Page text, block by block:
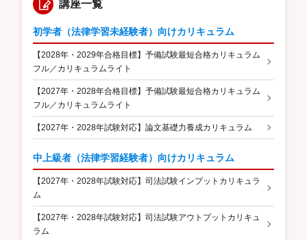
講座一覧
初学者（法律学習未経験者）向けカリキュラム
【2028年・2029年合格目標】予備試験最短合格カリキュラム
フル／カリキュラムライト
【2027年・2028年合格目標】予備試験最短合格カリキュラム
フル／カリキュラムライト
【2027年・2028年試験対応】論文基礎力養成カリキュラム
中上級者（法律学習経験者）向けカリキュラム
【2027年・2028年試験対応】司法試験インプットカリキュラ
ム
【2027年・2028年試験対応】司法試験アウトプットカリキュ
ラム